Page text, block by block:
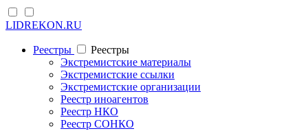
LIDREKON.RU
Реестры
Реестры
Экстремистские материалы
Экстремистские ссылки
Экстремистские организации
Реестр иноагентов
Реестр НКО
Реестр СОНКО